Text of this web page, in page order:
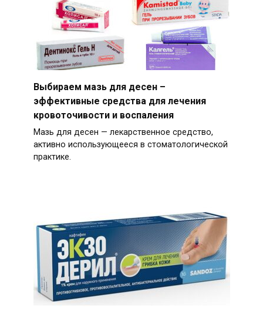
Выбираем мазь для десен –
эффективные средства для лечения
кровоточивости и воспаления
Мазь для десен — лекарственное средство,
активно использующееся в стоматологической
практике.